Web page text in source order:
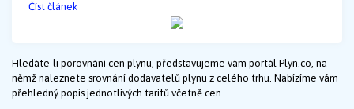
Číst článek
Hledáte-li porovnání cen plynu, představujeme vám portál Plyn.co, na
němž naleznete srovnání dodavatelů plynu z celého trhu. Nabízíme vám
přehledný popis jednotlivých tarifů včetně cen.